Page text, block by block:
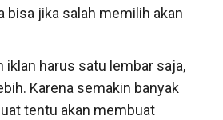
bisa jika salah memilih akan
iklan harus satu lembar saja,
Karena semakin banyak
tentu akan membuat